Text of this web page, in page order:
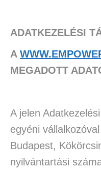
ADATKEZELÉSI
A
MEGADOTT
A jelen
egyéni
Budapest,
nyilvántartási